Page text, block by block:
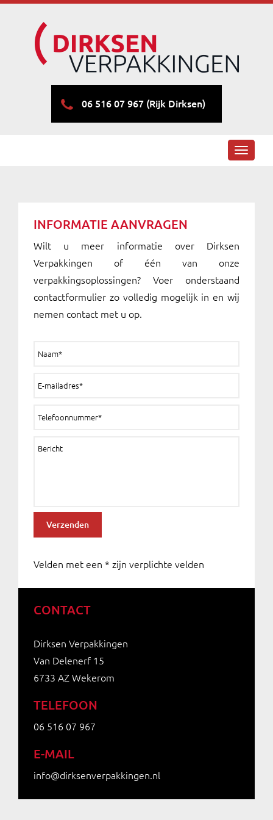
06 516 07 967 (Rijk Dirksen)
Toggle
INFORMATIE AANVRAGEN
Wilt u meer informatie over Dirksen
Verpakkingen of één van onze
verpakkingsoplossingen? Voer onderstaand
contactformulier zo volledig mogelijk in en wij
nemen contact met u op.
Velden met een * zijn verplichte velden
CONTACT
Dirksen Verpakkingen
Van Delenerf 15
6733 AZ Wekerom
TELEFOON
06 516 07 967
E-MAIL
info@dirksenverpakkingen.nl